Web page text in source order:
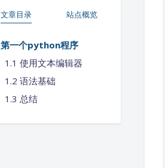
文章目录 站点概览
第一个python程序
使用文本编辑器
语法基础
总结